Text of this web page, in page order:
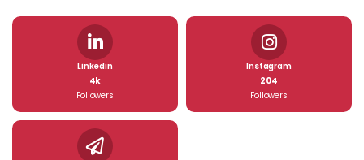
Linkedin
4k
Followers
Instagram
204
Followers